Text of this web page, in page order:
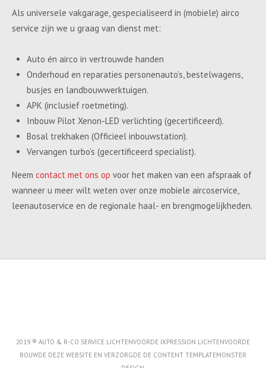
Als universele vakgarage, gespecialiseerd in (mobiele) airco
service zijn we u graag van dienst met:
Auto én airco in vertrouwde handen
Onderhoud en reparaties personenauto’s, bestelwagens,
busjes en landbouwwerktuigen.
APK (inclusief roetmeting).
Inbouw Pilot Xenon-LED verlichting (gecertificeerd).
Bosal trekhaken (Officieel inbouwstation).
Vervangen turbo’s (gecertificeerd specialist).
Neem contact met ons op voor het maken van een afspraak of
wanneer u meer wilt weten over onze mobiele aircoservice,
leenautoservice en de regionale haal- en brengmogelijkheden.
2019 ® AUTO & R-CO SERVICE LICHTENVOORDE IXPRESSION LICHTENVOORDE
BOUWDE DEZE WEBSITE EN VERZORGDE DE CONTENT TEMPLATEMONSTER